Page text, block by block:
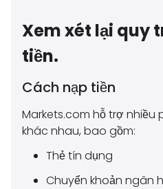
Xem xét lại quy
tiền.
Cách nạp tiền
Markets.com hỗ trợ
khác nhau, bao gồm:
Thẻ tín dụng
Chuyển khoản ngân